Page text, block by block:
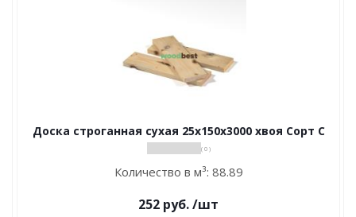
Доска строганная сухая 25х150х3000 хвоя Сорт С
( 0 )
Количество в м³: 88.89
252 руб./шт